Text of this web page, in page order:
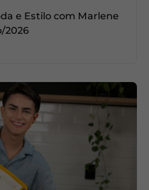
e Estilo com Marlene
2026